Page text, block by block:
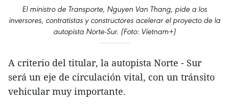
El ministro de Transporte, Nguyen Van Thang, pide a los
inversores, contratistas y constructores acelerar el proyecto de la
autopista Norte-Sur. (Foto: Vietnam+)
A criterio del titular, la autopista Norte - Sur
será un eje de circulación vital, con un tránsito
vehicular muy importante.